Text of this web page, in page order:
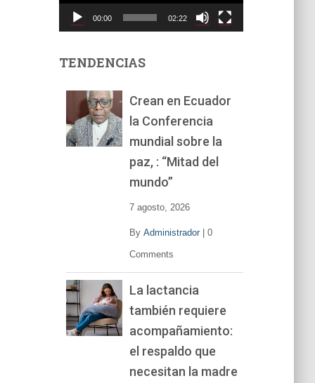
t
00:00 02:22
TENDENCIAS
Crean en Ecuador
la Conferencia
mundial sobre la
paz, : “Mitad del
mundo”
7 agosto, 2026
By Administrador| 0
Comments
La lactancia
también requiere
acompañamiento:
el respaldo que
necesitan la madre